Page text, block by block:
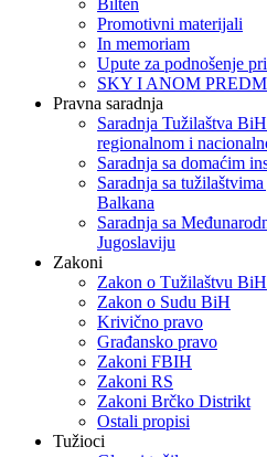
Bilten
Promotivni materijali
In memoriam
Upute za podnošenje
SKY I ANOM
Pravna saradnja
Saradnja Tužilaštva
regionalnom i
Saradnja sa domaćim
Saradnja sa
Balkana
Saradnja sa
Jugoslaviju
Zakoni
Zakon o Тužilaštvu BiH
Zakon o Sudu BiH
Krivično pravo
Građansko pravo
Zakoni FBIH
Zakoni RS
Zakoni Brčko Distrikt
Ostali propisi
Tužioci